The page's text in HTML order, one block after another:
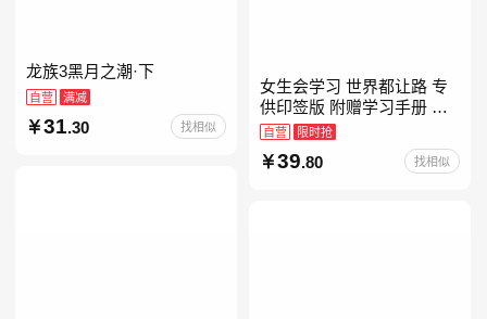
龙族3黑月之潮·下
自营 满减
31 .30 找相似
女生会学习 世界都让路 专
供印签版 附赠学习手册 创
意明信片 试听课和资料包
自营 限时抢
39.80 找相似